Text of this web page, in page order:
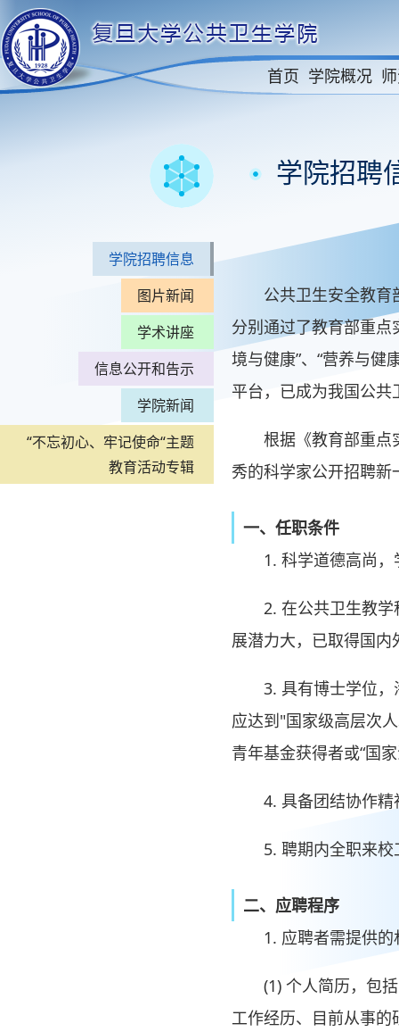
首页 学院概况
学院招聘信息
图片新闻
学术讲座
信息公开和告示
学院新闻
“不忘初心、牢记使命“主题
教育活动专辑
学院招聘
公共卫生安全教育
分别通过了教育部重点
境与健康”、“营养与健
平台，已成为我国公
根据《教育部重点
秀的科学家公开招聘
一、任职条件
1. 科学道德高尚
2. 在公共卫生教
展潜力大，已取得国
3. 具有博士学位
应达到"国家级高层次
青年基金获得者或“国
4. 具备团结协作
5. 聘期内全职来
二、应聘程序
1. 应聘者需提供的
(1) 个人简历，包
工作经历、目前从事